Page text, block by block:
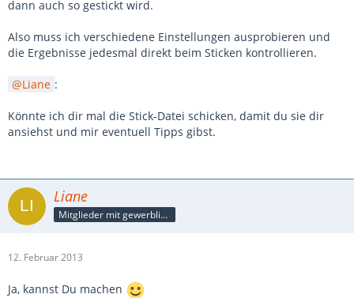
dann auch so gestickt wird.
Also muss ich verschiedene Einstellungen ausprobieren und
die Ergebnisse jedesmal direkt beim Sticken kontrollieren.
Liane :
Könnte ich dir mal die Stick-Datei schicken, damit du sie dir
ansiehst und mir eventuell Tipps gibst.
Liane
Mitglieder mit gewerblicher Verbindung, auch als Mitarbeiter/in
12. Februar 2013
Ja, kannst Du machen